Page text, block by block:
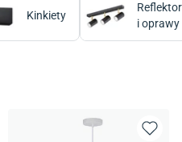
Kinkiety
i oprawy